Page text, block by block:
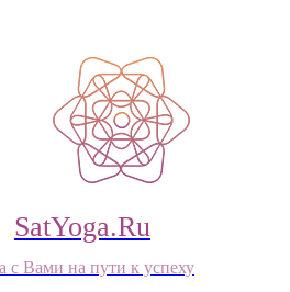
SatYoga.Ru
с Вами на пути к успеху